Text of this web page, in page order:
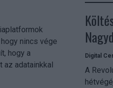
nincs vége
hogy a
adatainkkal
Digital
A